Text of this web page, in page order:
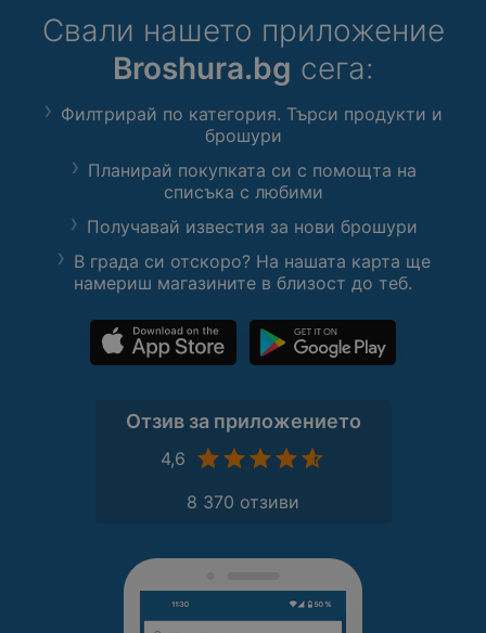
Свали нашето приложение
Broshura.bg сега:
Филтрирай по категория. Търси продукти и
брошури
Планирай покупката си с помощта на
списъка с любими
Получавай известия за нови брошури
В града си отскоро? На нашата карта ще
намериш магазините в близост до теб.
Отзив за приложението
4,6
8 370 отзиви